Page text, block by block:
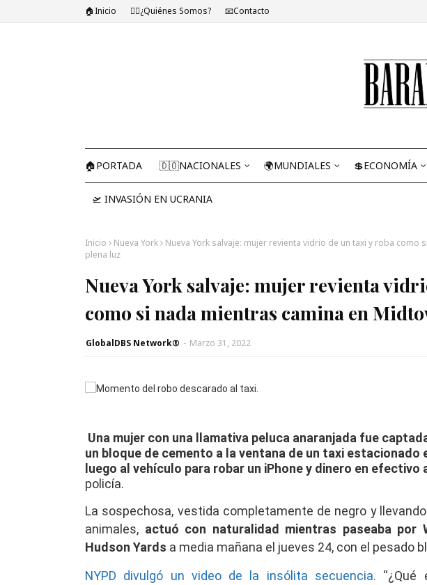
🏠Inicio 🤷‍♂️¿Quiénes Somos? 📧Contacto
🏠PORTADA 🇩🇴NACIONALES 🌍MUNDIALES 💲ECONOMÍA
🛫 INVASIÓN EN UCRANIA
Inicio Nueva York
Nueva York salvaje: mujer revienta vidrio de un taxi y roba como
plena luz
Nueva York salvaje: mujer revienta
como si nada mientras camina en
GlobalDBS Network® - Marzo 31, 2022
Una mujer con una llamativa peluca anaranjada fue
un bloque de cemento a la ventana de un taxi estacionado
luego al vehículo para robar un iPhone y dinero en efectivo
policía.
La sospechosa, vestida completamente de negro y
animales, actuó con naturalidad mientras paseaba
Hudson Yards a media mañana el jueves 24, con el pesado
NYPD divulgó un video de la insólita secuencia. “¿Qué